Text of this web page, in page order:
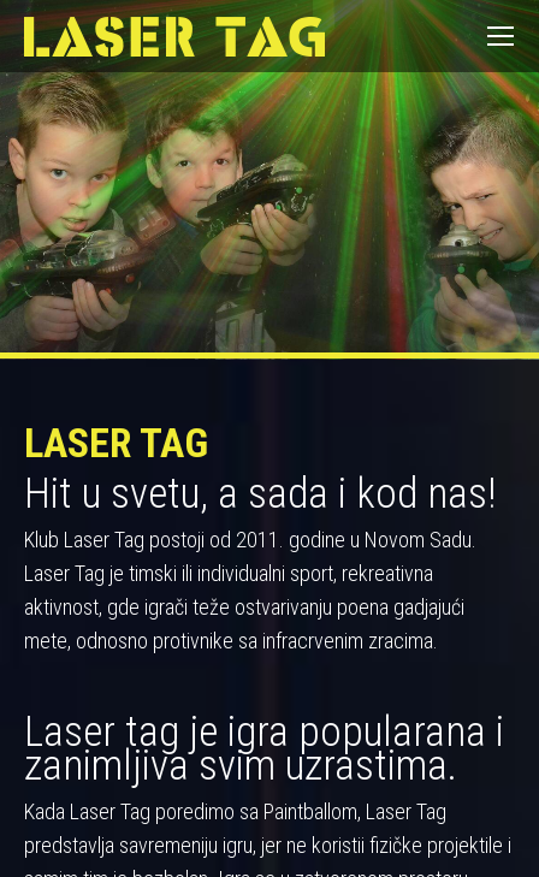
LASER TAG
Hit u svetu, a sada i kod nas!
Klub Laser Tag postoji od 2011. godine u Novom Sadu.
Laser Tag je timski ili individualni sport, rekreativna
aktivnost, gde igrači teže ostvarivanju poena gadjajući
mete, odnosno protivnike sa infracrvenim zracima.
Laser tag je igra popularana i
zanimljiva svim uzrastima.
Kada Laser Tag poredimo sa Paintballom, Laser Tag
predstavlja savremeniju igru, jer ne koristii fizičke projektile i